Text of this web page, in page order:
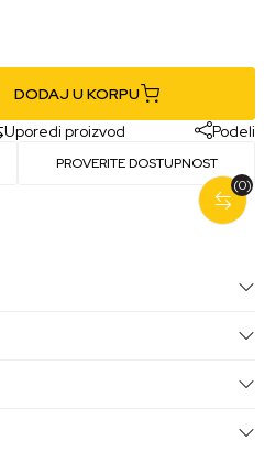
DODAJ U KORPU
Uporedi proizvod Podeli
PROVERITE DOSTUPNOST
(0)